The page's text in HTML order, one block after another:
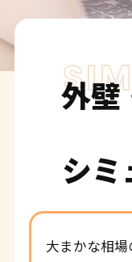
外
シミ
大まかな相